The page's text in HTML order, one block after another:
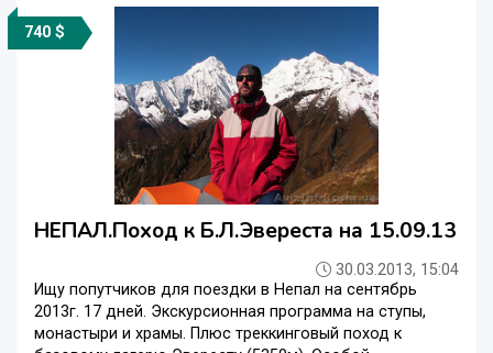
740 $
НЕПАЛ.Поход к Б.Л.Эвереста на 15.09.13
30.03.2013, 15:04
Ищу попутчиков для поездки в Непал на сентябрь
2013г. 17 дней. Экскурсионная программа на ступы,
монастыри и храмы. Плюс треккинговый поход к